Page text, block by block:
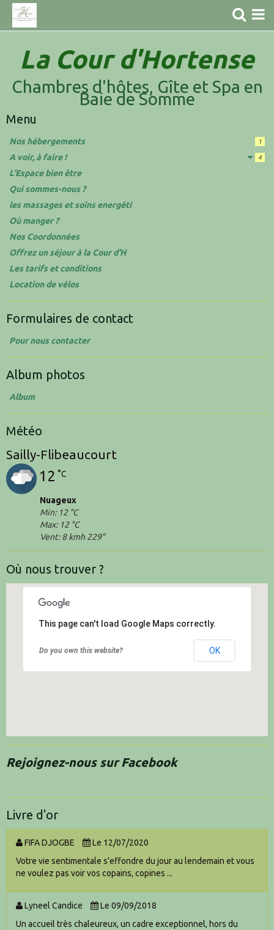
Accueil
La Cour d'Hortense
Chambres d'hôtes, Gîte et Spa en
Baie de Somme
Menu
Nos hébergements 1
A voir, à faire ! 4
L'Espace bien être
Qui sommes-nous ?
les massages et soins energéti
Où manger ?
Nos Coordonnées
Offrez un séjour à la Cour d'H
Les tarifs et conditions
Location de vélos
Formulaires de contact
Pour nous contacter
Album photos
Album
Météo
Sailly-Flibeaucourt
12 °C
Nuageux
Min: 12 °C
Max: 12 °C
Vent: 8 kmh 229°
Où nous trouver ?
This page can't load Google Maps correctly.
Do you own this website? OK
Rejoignez-nous sur Facebook
Livre d'or
FIFA DJOGBE
Le 12/07/2020
Votre vie sentimentale s'effondre du jour au lendemain et vous
ne voulez pas voir vos copains, copines ...
Lyneel Candice
Le 09/09/2018
Un accueil très chaleureux, un cadre exceptionnel, hors du